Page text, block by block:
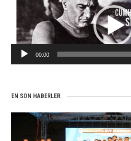
oynatıcı
00:00
EN SON HABERLER